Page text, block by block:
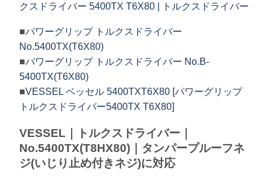
クスドライバー 5400TX T6X80 | トルクスドライバー
■パワーグリップ トルクスドライバー
No.5400TX(T6X80)
■パワーグリップ トルクスドライバー No.B-
5400TX(T6X80)
■VESSEL ベッセル 5400TXT6X80 [パワーグリップ
トルクスドライバー5400TX T6X80]
VESSEL｜トルクスドライバー｜
No.5400TX(T8HX80)｜タンパープルーフネ
ジ(いじり止め付きネジ)に対応